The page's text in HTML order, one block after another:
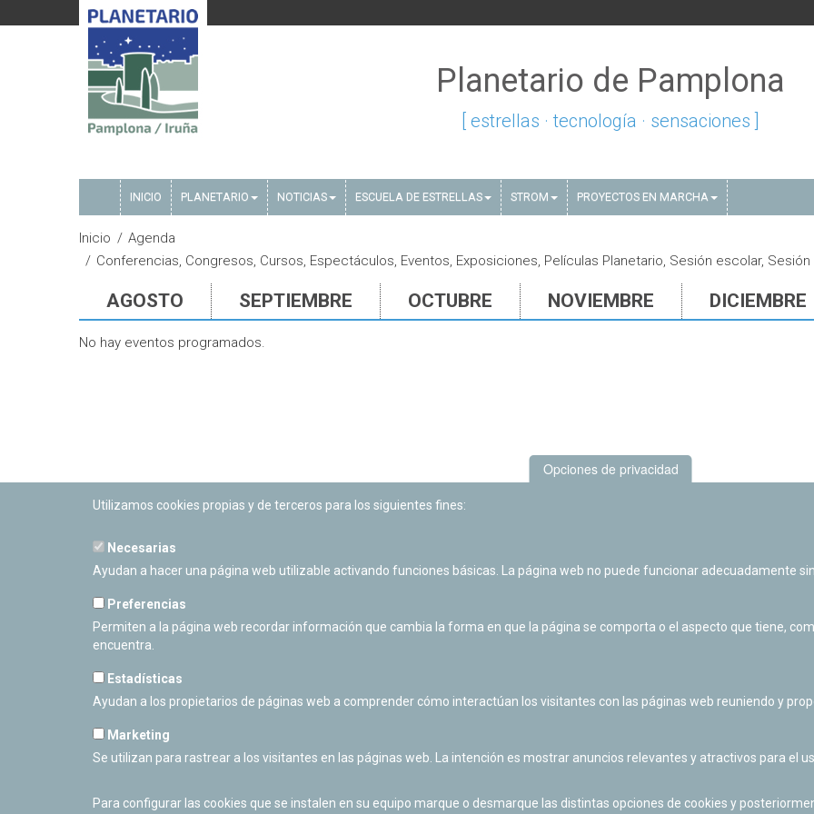
Planetario de Pamplona
[ estrellas · tecnología · sensaciones ]
INICIO PLANETARIO NOTICIAS ESCUELA DE ESTRELLAS STROM PROYECTOS EN MARCHA
Inicio
Agenda
Conferencias, Congresos, Cursos, Espectáculos, Eventos, Exposiciones, Películas Planetario, Sesión escolar,
AGOSTO SEPTIEMBRE OCTUBRE NOVIEMBRE DICIEMBRE
No hay eventos programados.
PLANETARIO DE PAMPLONA
Calle Sancho RamÃ­rez, s/n
Cerrado Temporalmente
Opciones de privacidad
Utilizamos cookies propias y de terceros para los siguientes fines:
Necesarias
Ayudan a hacer una página web utilizable activando funciones básicas. La página web no puede funcionar adecuadamente
Preferencias
Permiten a la página web recordar información que cambia la forma en que la página se comporta o el aspecto que tiene,
encuentra.
Estadísticas
Ayudan a los propietarios de páginas web a comprender cómo interactúan los visitantes con las páginas web reuniendo y
Marketing
Se utilizan para rastrear a los visitantes en las páginas web. La intención es mostrar anuncios relevantes y atractivos para el
Para configurar las cookies que se instalen en su equipo marque o desmarque las distintas opciones de cookies y